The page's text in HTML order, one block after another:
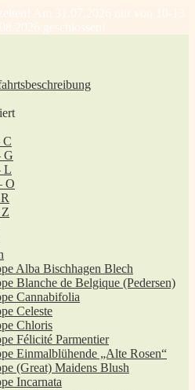
Am 31.07.2026 nur von 10-13
geschlossen!
C
G
L
O
Alba Bischhagen Blech
Blanche de Belgique (Pedersen)
Cannabifolia
Celeste
Chloris
Félicité Parmentier
Einmalblühende „Alte Rosen“
(Great) Maidens Blush
Incarnata